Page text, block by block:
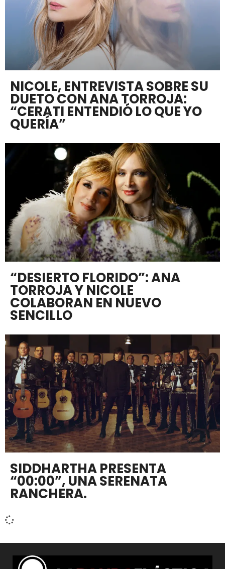
NICOLE, ENTREVISTA SOBRE SU
DUETO CON ANA TORROJA:
“CERATI ENTENDIÓ LO QUE YO
QUERÍA”
“DESIERTO FLORIDO”: ANA
TORROJA Y NICOLE
COLABORAN EN NUEVO
SENCILLO
SIDDHARTHA PRESENTA
“00:00”, UNA SERENATA
RANCHERA.